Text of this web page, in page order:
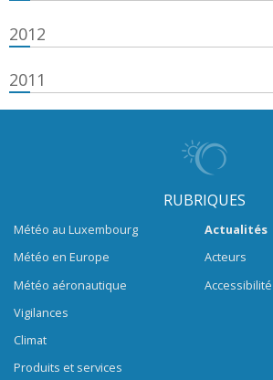
2012
2011
RUBRIQUES
Météo au Luxembourg
Météo en Europe
Météo aéronautique
Vigilances
Climat
Produits et services
Actualités
Acteurs
Accessibilité